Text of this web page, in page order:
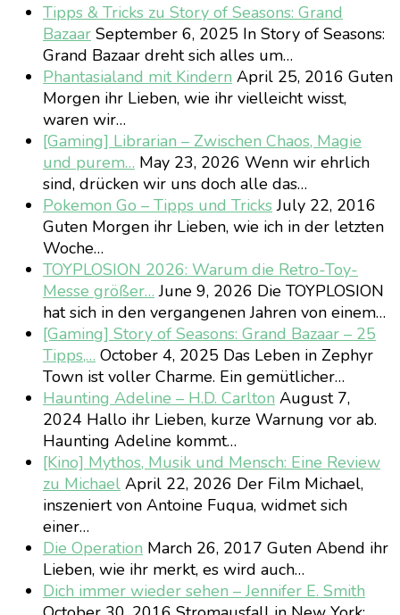
Tipps & Tricks zu Story of Seasons: Grand
Bazaar September 6, 2025 In Story of Seasons:
Grand Bazaar dreht sich alles um…
Phantasialand mit Kindern April 25, 2016 Guten
Morgen ihr Lieben, wie ihr vielleicht wisst,
waren wir…
[Gaming] Librarian – Zwischen Chaos, Magie
und purem… May 23, 2026 Wenn wir ehrlich
sind, drücken wir uns doch alle das…
Pokemon Go – Tipps und TricksJuly 22, 2016
Guten Morgen ihr Lieben, wie ich in der letzten
Woche…
TOYPLOSION 2026: Warum die Retro-Toy-
Messe größer… June 9, 2026 Die TOYPLOSION
hat sich in den vergangenen Jahren von einem…
[Gaming] Story of Seasons: Grand Bazaar – 25
Tipps,… October 4, 2025 Das Leben in Zephyr
Town ist voller Charme. Ein gemütlicher…
Haunting Adeline – H.D. Carlton August 7,
2024 Hallo ihr Lieben, kurze Warnung vor ab.
Haunting Adeline kommt…
[Kino] Mythos, Musik und Mensch: Eine Review
zu Michael April 22, 2026 Der Film Michael,
inszeniert von Antoine Fuqua, widmet sich
einer…
Die Operation March 26, 2017 Guten Abend ihr
Lieben, wie ihr merkt, es wird auch…
Dich immer wieder sehen – Jennifer E. Smith